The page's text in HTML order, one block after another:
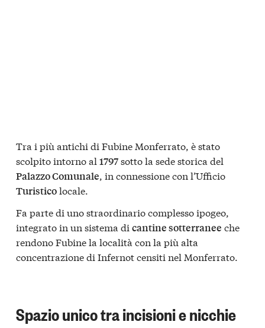
Tra i più antichi di Fubine Monferrato, è stato
scolpito intorno al 1797sotto la sede storica del
Palazzo Comunale, in connessione con l’Ufficio
Turisticolocale.
Fa parte di uno straordinario complesso ipogeo,
integrato in un sistema di cantine sotterranee che
rendono Fubine la località con la più alta
concentrazione di Infernot censiti nel Monferrato.
Spazio unico tra incisioni e nicchie